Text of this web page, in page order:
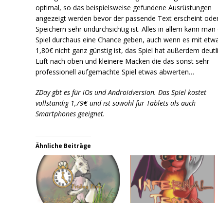
optimal, so das beispielsweise gefundene Ausrüstungen
angezeigt werden bevor der passende Text erscheint
Speichern sehr undurchsichtig ist. Alles in allem kann man
Spiel durchaus eine Chance geben, auch wenn es mit
1,80€ nicht ganz günstig ist, das Spiel hat außerdem
Luft nach oben und kleinere Macken die das sonst sehr
professionell aufgemachte Spiel etwas abwerten…
ZDay gbt es für iOs und Androidversion. Das Spiel kostet
vollständig 1,79€ und ist sowohl für Tablets als auch
Smartphones geeignet.
Ähnliche Beiträge